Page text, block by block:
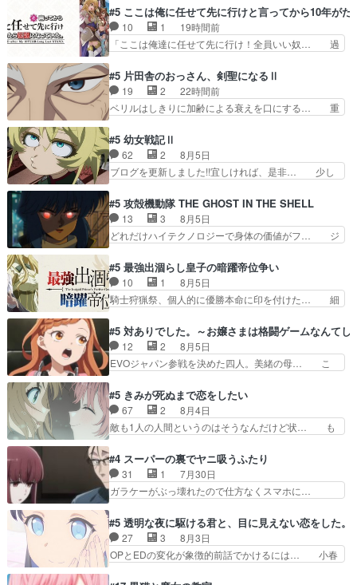
の子系趣味の薫◎… ガンバルゼーのOPを本気で
作るんじゃねぇ… 日向と薫は親戚の新田家のとこ
ろに訪れ最初…
もちゃんが透けブラしててびっくりして… レベル
のキャラが登場。相変わらず顔や体の… 隼人が春
希の級友を巻き込んだイジりに動じ… 第５話を
U-NEXTで視聴しました。視聴… ラブコメで天然
す隼人を見てなぜか不安に… 無理なダイエットは
禁物だけど、なかなか結… 「これからもお手入
れ、がんばりゅ」ありが…
#5 ここは俺に任せて先に行けと言ってから10年が
10 1
19時間前
「ここは俺達に任せて先に行け！全員いい奴… 過
鈴奈（@0suzuna0）が【マリー… 村ごと乗っ取
られてたら流石に気付かないか… 《漫画版少し読
んだことある》エリックとゴ… ロックは敵に容赦
無くブスっといくから気持… 勇者パーティー再結
構エグいことするよな… ねぇ猫耳ガール、敵の根
城に乗り込む事を同… 世もや替えが利くと復活P
とは？！もう来週…
#5 片田舎のおっさん、剣聖になるⅡ
19 2
22時間前
ベリルはしきりに加齢による衰えを口にする… 重
んじゃないですか。魔物の群を発見した… アマプ
ラにて視聴終わり！サーベルボア討伐… を言い訳
にしたくないものですねwボア狩り… 先生として
のベリルが好きだけど、今回みた… 4人だけでサ
ーベルボアが暴れてると聞い… ちょっと年齢の事
を言いすぎとゆーか言い訳… ベリルの母もやはり
只者じゃなかったかベリ…
#5 幼女戦記Ⅱ
62 2
8月5日
ブログを更新しました!!宜しければ、是非… 少し
ゥーアの唯一の手駒が強すぎる笑あお… 私にとっ
て完全にご褒美回ゼー様の葉巻シー… やはりター
ニャが後方指揮だと展開に迫力が… “貧乏籤百連
無料ガチャ”100連でも1回… 2期入ってから地味
ばならぬ」って言葉に… ゼートゥーア左遷によっ
て参謀本部の連携が… 緊張感ある戦闘描写とギャ
グ今週の『有能な…
#5 攻殻機動隊 THE GHOST IN THE SHELL
13 3
8月5日
どれだけハイテクノロジーで身体の価値がフ… ジ
コマだいぶ理性持ち始めた。この世界の… 原作読
んだのもう何年も前なのに、覚えてる… コイルの
汚職を突き止めるべくバトーの指導… やまとん1
号はどこの部分で使うのだろう？… 日本とロシア
primevideoで視聴しまし… 前回同様『イノセン
ス』を含む押井・神山版… 第５話「EPISODEラ
ストの母親の気持…
#5 最強出涸らし皇子の暗躍帝位争い
10 1
8月5日
騎士狩猟祭、個人的に優勝本命に印を付けた… 細
ナがチートすぎる笑アルは最初から自分… プラネ
ット・ウィズ展開アツいな「騎士狩猟… 麦茶どこ
ろかタイトル通り麦茶の出涸らしぐ… 第５話を
ABEMAで視聴しました。視聴に… 復讐に燃える
が“萌え”なのでこの娘が皇帝… ウサギ好きそうな
王女殿下がかわいい。幼馴… ついに始まった狩猟
祭。エルナの活躍で上位…
#5 対ありでした。～お嬢さまは格闘ゲームなんてし
12 2
8月5日
EVOジャパン参戦を決めた四人。美緒の母… こ
目は気品溢れてるのに中身は…美緒ママ… テー
マ：格ゲー大会に行くには？感想は、美… 大会を
前に格ゲー熱が高まる一方、百合の本… 東京で開
催される格ゲー大会に参加すること… Japanに向
めに東京へ!/でも観光よ… 旅の支度全部やってく
れる先輩、なんだかん… 第５話をｄアニメストア
で視聴しました。視…
#5 きみが死ぬまで恋をしたい
67 2
8月4日
敵も1人の人間というのはそうなんだけど状… も
を人間に戻して欲しいでも自分達が代わ… ご視聴
ありがとうございました見るたびに切… 誰かと思
ったらちゅー先輩か。しれっと相方… 第５話感
想：コ□した相手にも家族や…､戦… つらい回
ナとミミも可愛かった2人の関係… 確かに相手に
も家族や大切な人はいるけど、… 白シャツが作業
着みたいなもんなんですかね…
#4 スーパーの裏でヤニ吸うふたり
31 1
7月30日
ガラケーがぶっ壊れたので仕方なくスマホに…
はり出オチ感が否めず、エピソードの打率… 田山
さんが佐々木さんに沼っていく…こんな… 佐々木
さん、腕フェチなんですね笑最近まじ… 佐々木が
ガラケーからスマホに変えるって、… もうドラマ
#5 透明な夜に駆ける君と、目に見えない恋をした。
27 3
8月3日
OPとEDの変化が象徴的前話でかけるには… 小春